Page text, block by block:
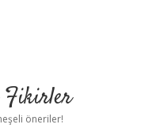
Fikirler
öneriler!